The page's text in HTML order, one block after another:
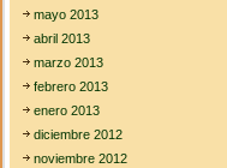
mayo 2013
abril 2013
marzo 2013
febrero 2013
enero 2013
diciembre 2012
noviembre 2012